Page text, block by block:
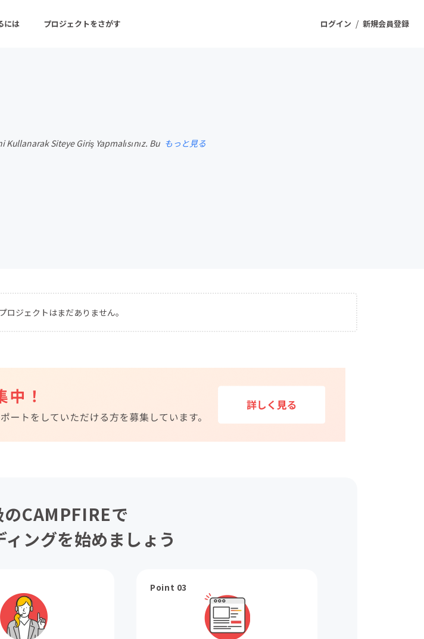
ログイン / 新規会員登録
には プロジェクトをさがす
ェクト
舞台・パフォーマンス
Siteye Giriş Yapmalısınız. Bu もっと見る
ロジェクトはまだありません。
CAMPFIREで
ングを始めましょう
Point 03